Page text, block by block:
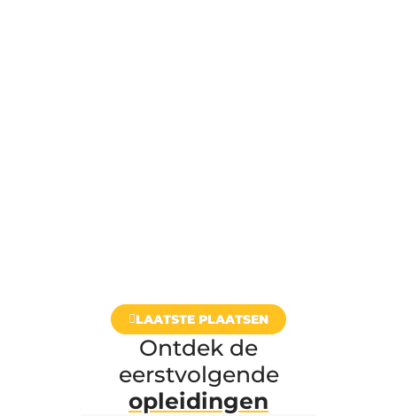
LAATSTE PLAATSEN
Ontdek de
eerstvolgende
opleidingen